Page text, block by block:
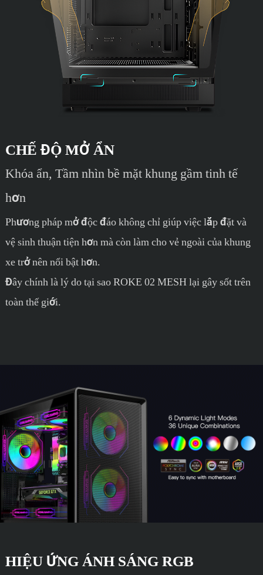
CHẾ ĐỘ MỞ ẨN
Khóa ẩn, Tầm nhìn bề mặt khung gầm tinh tế
hơn
Phương pháp mở độc đáo không chỉ giúp việc lắp đặt và
vệ sinh thuận tiện hơn mà còn làm cho vẻ ngoài của khung
xe trở nên nổi bật hơn.
Đây chính là lý do tại sao ROKE 02 MESH lại gây sốt trên
toàn thế giới.
HIỆU ỨNG ÁNH SÁNG RGB